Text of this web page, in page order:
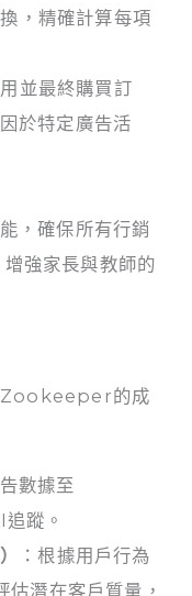
，精確計算每項
並最終購買訂
於特定廣告活
，確保所有行銷
強家長與教師的
的成
數據至
蹤。
：根據用戶行為
估潛在客戶質量，